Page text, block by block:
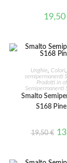
19,50
IN OFFERTA!
AGGIUNGI AL
Unghie Colori
semipermanenti
Prodotti in
Semipermanenti
Smalto
S168 Pine
19,50€